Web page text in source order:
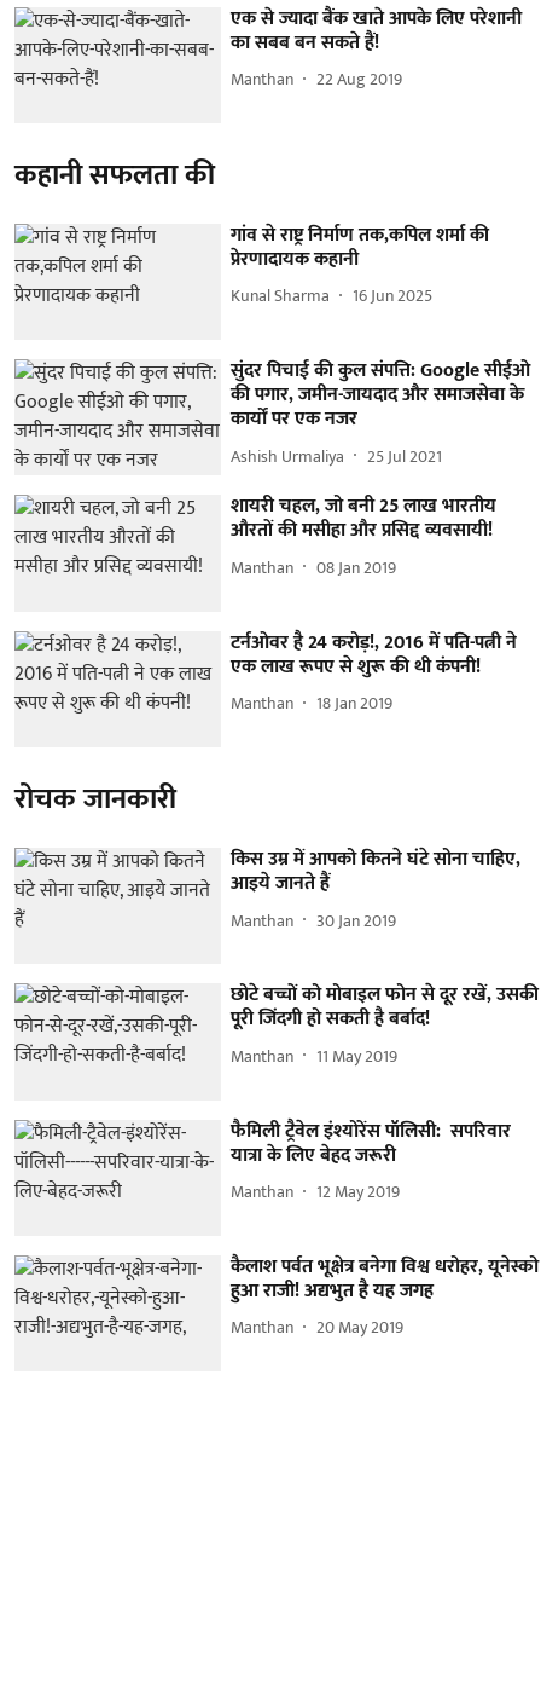
एक से ज्यादा बैंक खाते आपके लिए परेशानी
का सबब बन सकते हैं!
Manthan 22 Aug 2019
कहानी सफलता की
गांव से राष्ट्र निर्माण तक,कपिल शर्मा की
प्रेरणादायक कहानी
Kunal Sharma 16 Jun 2025
सुंदर पिचाई की कुल संपत्ति: Google सीईओ
की पगार, जमीन-जायदाद और समाजसेवा के
कार्यों पर एक नजर
Ashish Urmaliya 25 Jul 2021
शायरी चहल, जो बनी 25 लाख भारतीय
औरतों की मसीहा और प्रसिद्द व्यवसायी!
Manthan 08 Jan 2019
टर्नओवर है 24 करोड़!, 2016 में पति-पत्नी ने
एक लाख रूपए से शुरू की थी कंपनी!
Manthan 18 Jan 2019
रोचक जानकारी
किस उम्र में आपको कितने घंटे सोना चाहिए,
आइये जानते हैं
Manthan 30 Jan 2019
छोटे बच्चों को मोबाइल फोन से दूर रखें, उसकी
पूरी जिंदगी हो सकती है बर्बाद!
Manthan 11 May 2019
फैमिली ट्रैवेल इंश्योरेंस पॉलिसी: सपरिवार
यात्रा के लिए बेहद जरूरी
Manthan 12 May 2019
कैलाश पर्वत भूक्षेत्र बनेगा विश्व धरोहर, यूनेस्को
हुआ राजी! अद्यभुत है यह जगह
Manthan 20 May 2019